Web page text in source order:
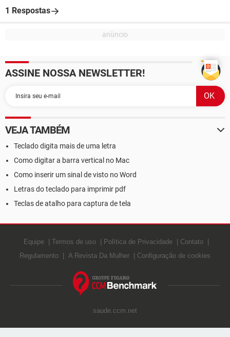
1 Respostas
ASSINE NOSSA NEWSLETTER!
VEJA TAMBÉM
Teclado digita mais de uma letra
Como digitar a barra vertical no Mac
Como inserir um sinal de visto no Word
Letras do teclado para imprimir pdf
Teclas de atalho para captura de tela
Equipe Termos de uso Política de Privacidade
Contato
Regulamento
A Revista Da Mulher Configuração de cookies
saude.ccm.net